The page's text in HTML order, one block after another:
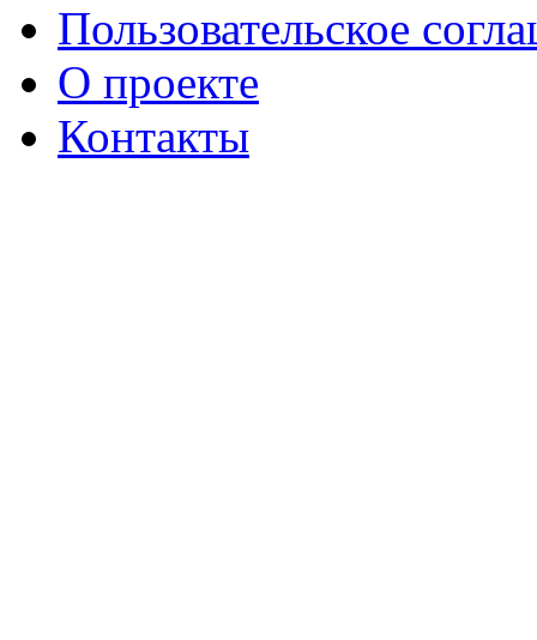
Пользовательское
О проекте
Контакты